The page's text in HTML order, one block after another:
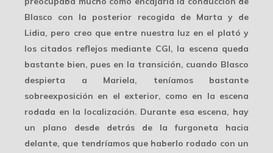
Blasco con la posterior recogida de Marta y de
Lidia, pero creo que entre nuestra luz en el plató y
los citados reflejos mediante CGI, la escena queda
bastante bien, pues en la transición, cuando Blasco
despierta a Mariela, teníamos bastante
sobreexposición en el exterior, como en la escena
rodada en la localización. Durante esa escena, hay
un plano desde detrás de la furgoneta hacia
delante, que tendríamos que haberlo rodado con un